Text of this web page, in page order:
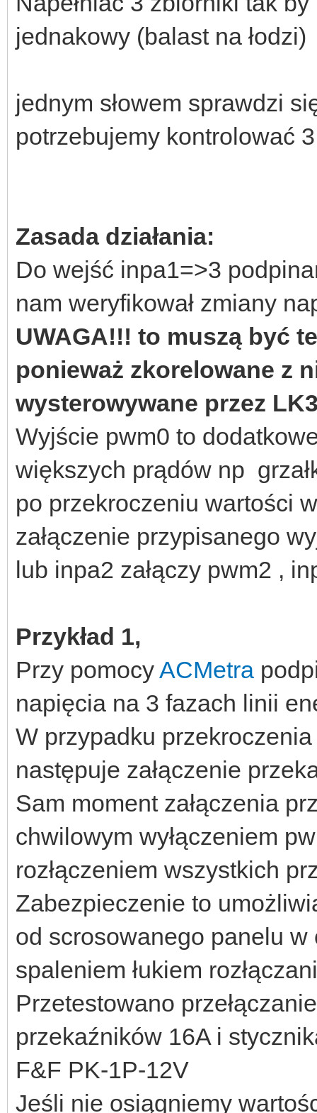
jednakowy (balast na łodzi)
jednym słowem sprawdzi
potrzebujemy kontrolować
Zasada działania:
Do wejść inpa1=>3
nam weryfikował zmiany
UWAGA!!! to muszą być
ponieważ zkorelowane z
wysterowywane przez
Wyjście pwm0 to
większych prądów np
po przekroczeniu wartości
załączenie przypisanego
lub inpa2 załączy pwm2 ,
Przykład 1,
Przy pomocyACMetra
napięcia na 3 fazach linii
W przypadku
następuje załączenie
Sam moment załączenia
chwilowym wyłączeniem
rozłączeniem wszystkich
Zabezpieczenie to
od scrosowanego panelu
spaleniem łukiem
Przetestowano
przekaźników 16A i
F&F PK-1P-12V
Jeśli nie osiągniemy